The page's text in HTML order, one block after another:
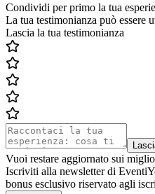
Condividi per primo la tua
La tua testimonianza può essere
Lascia la tua testimonianza
Vuoi restare aggiornato sui
Iscriviti alla newsletter di
bonus esclusivo riservato agli